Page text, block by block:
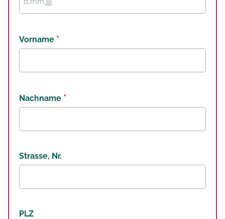
TT
Punkt
JJJJ
Vorname *
Nachname *
Strasse, Nr.
PLZ